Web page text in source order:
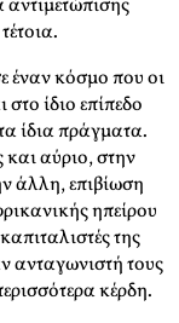
αντιμετώπισης
έναν κόσμο που οι
ίδιο επίπεδο
ίδια πράγματα.
και αύριο, στην
άλλη, επιβίωση
ηπείρου
της
ανταγωνιστή τους
κέρδη.